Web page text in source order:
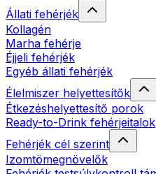
Állati fehérjék
Kollagén
Marha fehérje
Éjjeli fehérjék
Egyéb állati fehérjék
Élelmiszer helyettesítők
Étkezéshelyettesítő porok
Ready-to-Drink fehérjeitalok
Fehérjék cél szerint
Izomtömegnövelők